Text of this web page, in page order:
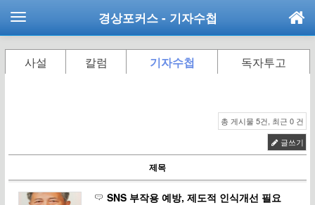
경상포커스 - 기자수첩
사설 칼럼 기자수첩 독자투고
총 게시물 5건, 최근 0 건
글쓰기
제목
SNS 부작용 예방, 제도적 인식개선 필요